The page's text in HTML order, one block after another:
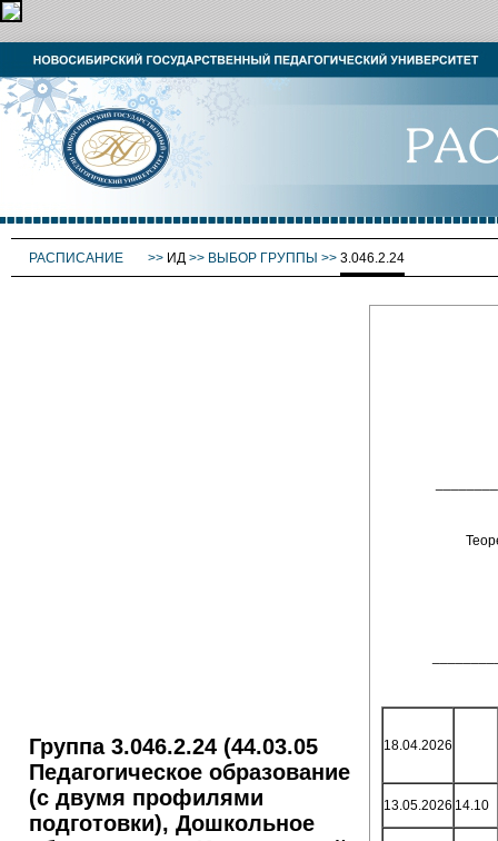
РАСПИСАНИЕ >> ИД >> ВЫБОР ГРУППЫ >> 3.046.2.24
Группа 3.046.2.24 (44.03.05
Педагогическое образование
(с двумя профилями
подготовки), Дошкольное
18.04.2026
13.05.2026 14.10